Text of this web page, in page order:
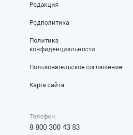
Редакция
Редполитика
Политика
конфиденциальности
Пользовательское соглашение
Карта сайта
Телефон
8 800 300 43 83